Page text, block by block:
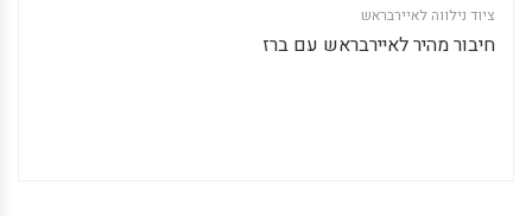
ציוד נילווה לאיירבראש
חיבור מהיר לאיירבראש עם ברז